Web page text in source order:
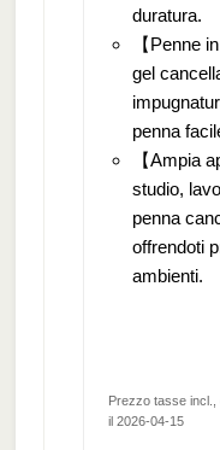
duratura.
【Penne
gel
penna
【Ampia
studio,
penna
offrendoti
ambienti.
Prezzo tasse
il 2026-04-15